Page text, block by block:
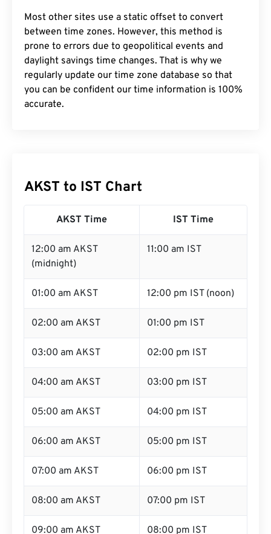
Most other sites use a static offset to convert
between time zones. However, this method is
prone to errors due to geopolitical events and
daylight savings time changes. That is why we
regularly update our time zone database so that
you can be confident our time information is 100%
accurate.
AKST to IST Chart
AKST Time IST Time
12:00 am AKST
(midnight)
11:00 am IST
01:00 am AKST 12:00 pm IST (noon)
02:00 am AKST 01:00 pm IST
03:00 am AKST 02:00 pm IST
04:00 am AKST 03:00 pm IST
05:00 am AKST 04:00 pm IST
06:00 am AKST 05:00 pm IST
07:00 am AKST 06:00 pm IST
08:00 am AKST 07:00 pm IST
09:00 am AKST 08:00 pm IST